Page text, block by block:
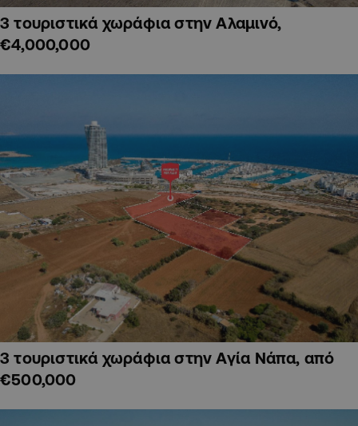
3 τουριστικά χωράφια στην Αλαμινό,
€4,000,000
3 τουριστικά χωράφια στην Αγία Νάπα, από
€500,000